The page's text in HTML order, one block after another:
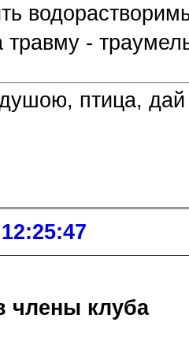
травму -
птица,
члены клуба